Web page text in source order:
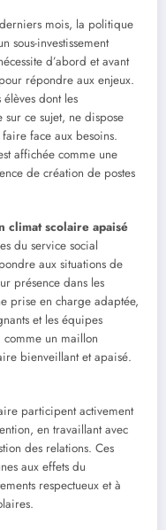
mois, la politique
sous-investissement
d’abord et avant
répondre aux enjeux.
dont les
ce sujet, ne dispose
face aux besoins.
affichée comme une
de création de postes
climat scolaire apaisé
du service social
aux situations de
présence dans les
prise en charge adaptée,
et les équipes
comme un maillon
bienveillant et apaisé.
participent activement
en travaillant avec
des relations. Ces
aux effets du
respectueux et à